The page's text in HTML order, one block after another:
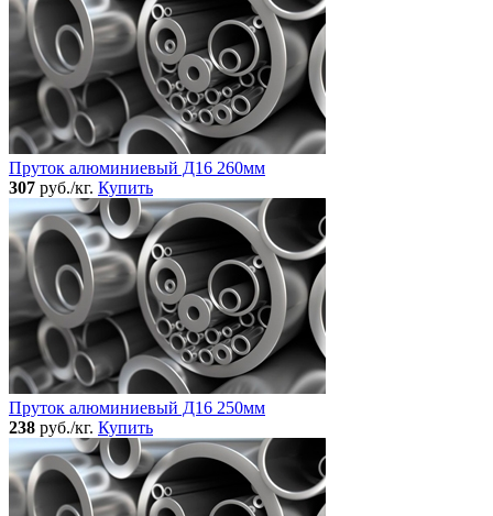
Пруток алюминиевый Д16 260мм
307 руб./кг. Купить
Пруток алюминиевый Д16 250мм
238 руб./кг. Купить